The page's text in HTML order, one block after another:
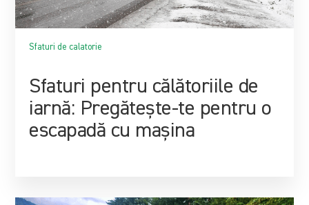
Sfaturi de calatorie
Sfaturi pentru călătoriile de
iarnă: Pregătește-te pentru o
escapadă cu mașina